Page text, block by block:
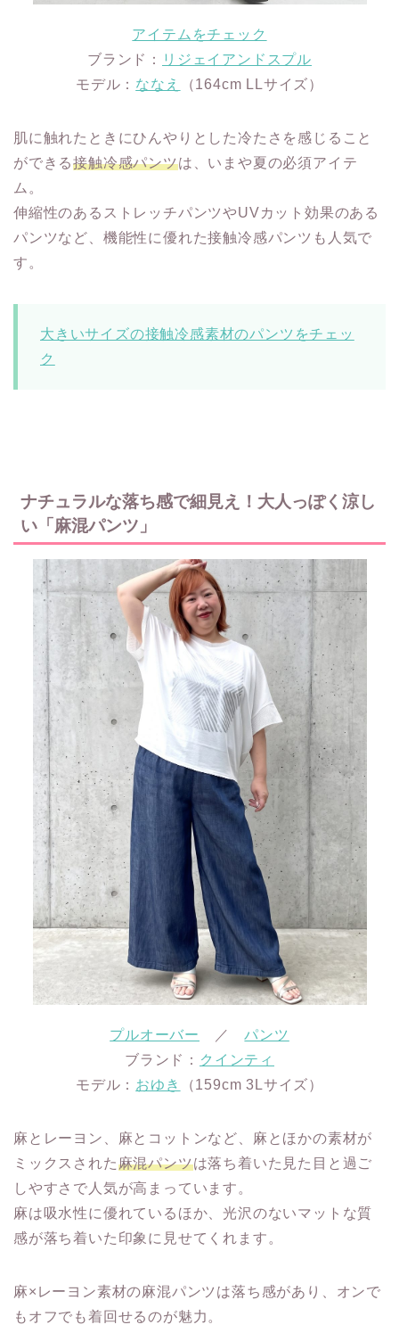
アイテムをチェック
ブランド：
リジェイアンドスプル
モデル： ななえ （164cm LLサイズ）
肌に触れたときにひんやりとした冷たさを感じること
ができる接触冷感パンツは、いまや夏の必須アイテ
ム。
伸縮性のあるストレッチパンツやUVカット効果のある
パンツなど、機能性に優れた接触冷感パンツも人気で
す。
大きいサイズの接触冷感素材のパンツをチェッ
ク
ナチュラルな落ち感で細見え！大人っぽく涼し
い「麻混パンツ」
プルオーバー ／パンツ
ブランド： クインティ
モデル： おゆき （159cm 3Lサイズ）
麻とレーヨン、麻とコットンなど、麻とほかの素材が
ミックスされた麻混パンツは落ち着いた見た目と過ご
しやすさで人気が高まっています。
麻は吸水性に優れているほか、光沢のないマットな質
感が落ち着いた印象に見せてくれます。
麻×レーヨン素材の麻混パンツは落ち感があり、オンで
もオフでも着回せるのが魅力。